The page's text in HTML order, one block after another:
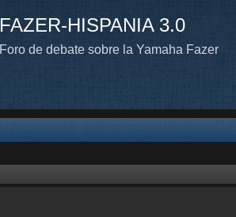
FAZER-HISPANIA 3.0
Foro de debate sobre la Yamaha Fazer